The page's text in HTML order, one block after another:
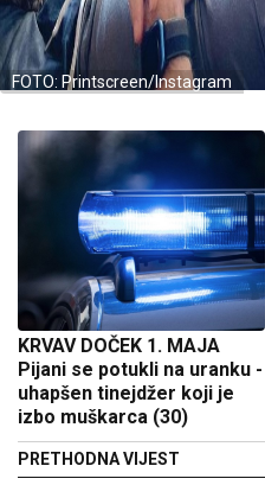
FOTO: Printscreen/Instagram
KRVAV DOČEK 1. MAJA
Pijani se potukli na uranku -
uhapšen tinejdžer koji je
izbo muškarca (30)
PRETHODNA VIJEST